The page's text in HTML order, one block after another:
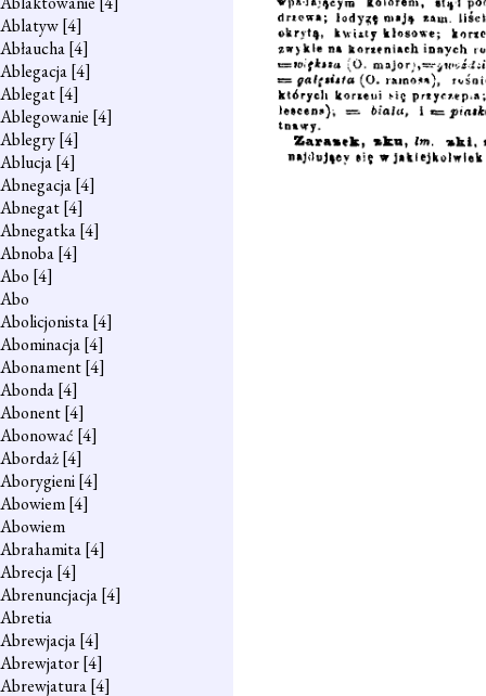
Ablatyw[4]
Abłaucha[4]
Ablegacja[4]
Ablegat[4]
Ablegowanie [4]
Ablegry[4]
Ablucja[4]
Abnegacja[4]
Abnegat[4]
Abnegatka[4]
Abnoba[4]
Abo [4]
Abo
Abolicjonista[4]
Abominacja[4]
Abonament[4]
Abonda[4]
Abonent[4]
Abonować [4]
Abordaż[4]
Aborygieni[4]
Abowiem[4]
Abowiem
Abrahamita[4]
Abrecja[4]
Abrenuncjacja[4]
Abretia
Abrewjacja[4]
Abrewjator[4]
Abrewjatura[4]